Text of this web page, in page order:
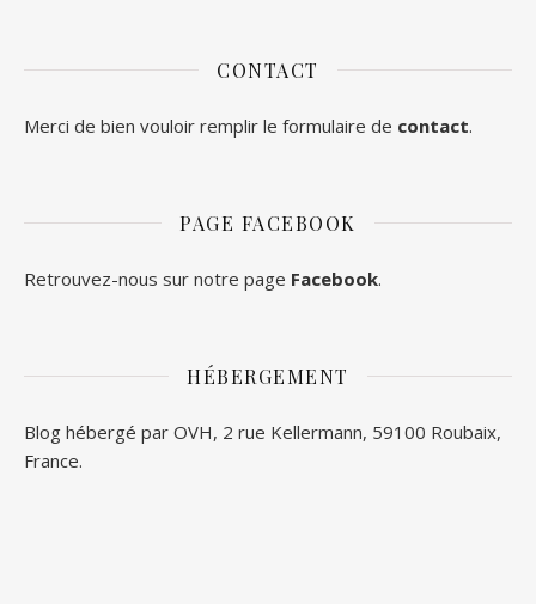
CONTACT
Merci de bien vouloir remplir le formulaire de contact.
PAGE FACEBOOK
Retrouvez-nous sur notre page Facebook.
HÉBERGEMENT
Blog hébergé par OVH, 2 rue Kellermann, 59100 Roubaix,
France.